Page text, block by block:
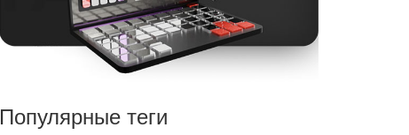
Популярные теги